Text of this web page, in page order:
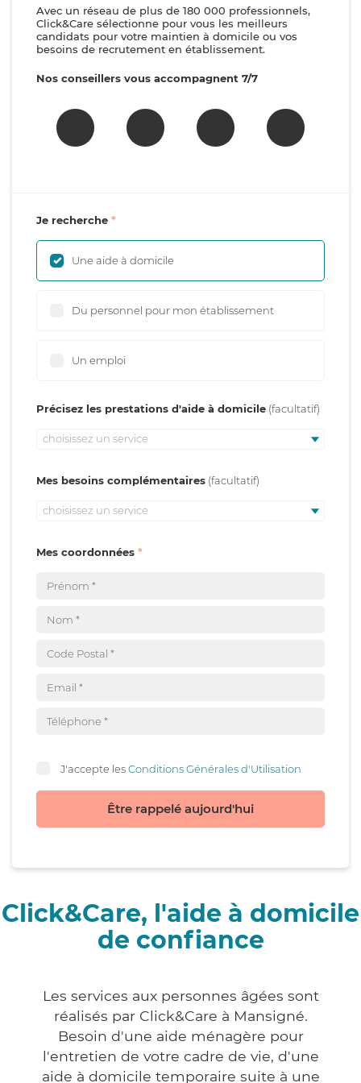
Avec un réseau de plus de 180 000 professionnels,
Click&Care sélectionne pour vous les meilleurs
candidats pour votre maintien à domicile ou vos
besoins de recrutement en établissement.
Nos conseillers vous accompagnent 7/7
Je recherche
Une aide à domicile
Du personnel pour mon établissement
Un emploi
Précisez les prestations d'aide à domicile
choisissez un service
Mes besoins complémentaires
choisissez un service
Mes coordonnées
J'accepte lesConditions Générales d'Utilisation
Être rappelé aujourd'hui
Click&Care, l'aide à domicile
de confiance
Les services aux personnes âgées sont
réalisés par Click&Care à Mansigné.
Besoin d'une aide ménagère pour
l'entretien de votre cadre de vie, d'une
aide à domicile temporaire suite à une